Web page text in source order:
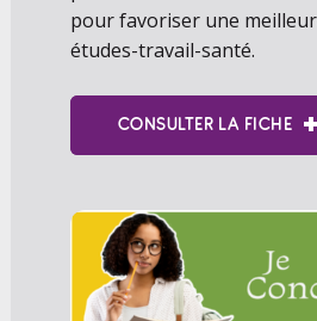
pour favoriser une
études-travail-santé.
CONSULTER LA FICHE